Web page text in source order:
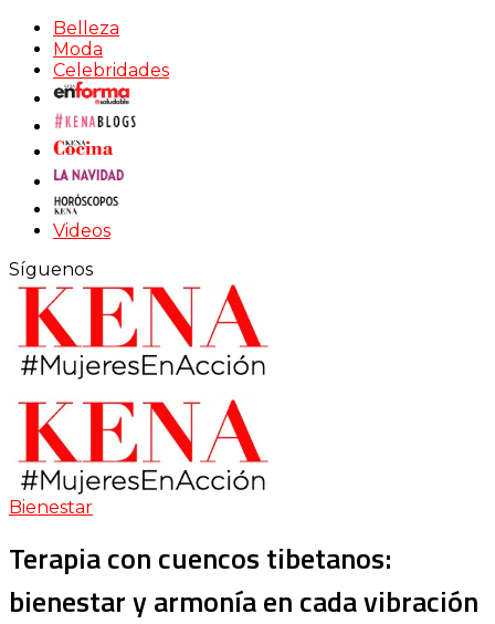
Belleza
Moda
Celebridades
Videos
Síguenos
Bienestar
Terapia con cuencos tibetanos:
bienestar y armonía en cada vibración